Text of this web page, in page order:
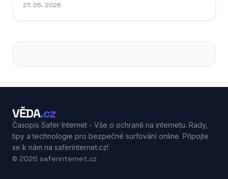
27. 05. 2026
VĚDA.cz
Časopis Safer Internet - Vše o ochraně na internetu. Rady,
tipy a technologie pro bezpečné surfování online. Připojte
se k nám na saferinternet.cz!
© 2026 saferinternet.cz